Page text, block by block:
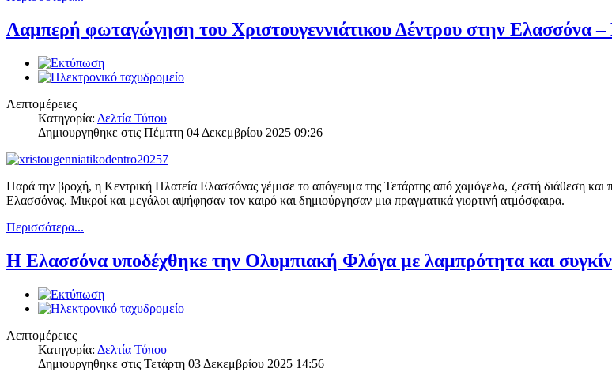
Λαμπερή φωταγώγηση του Χριστουγεννιάτικου Δέντρου στην Ελασσόνα
Λεπτομέρειες
Κατηγορία: Δελτία Τύπου
Δημιουργηθηκε στις Πέμπτη 04 Δεκεμβρίου 2025 09:26
Παρά την βροχή, η Κεντρική Πλατεία Ελασσόνας γέμισε το απόγευμα της Τετάρτης από χαμόγελα, ζεστή διάθεση
Ελασσόνας. Μικροί και μεγάλοι αψήφησαν τον καιρό και δημιούργησαν μια πραγματικά γιορτινή ατμόσφαιρα.
Περισσότερα...
Η Ελασσόνα υποδέχθηκε την Ολυμπιακή Φλόγα με λαμπρότητα και
Λεπτομέρειες
Κατηγορία: Δελτία Τύπου
Δημιουργηθηκε στις Τετάρτη 03 Δεκεμβρίου 2025 14:56